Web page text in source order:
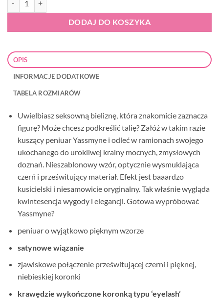
DODAJ DO KOSZYKA
OPIS
INFORMACJE DODATKOWE
TABELA ROZMIARÓW
Uwielbiasz seksowną bieliznę, która znakomicie zaznacza
figurę? Może chcesz podkreślić talię? Załóż w takim razie
kuszący peniuar Yassmyne i odleć w ramionach swojego
ukochanego do urokliwej krainy mocnych, zmysłowych
doznań. Nieszablonowy wzór, optycznie wysmuklająca
czerń i prześwitujący materiał. Efekt jest baaardzo
kusicielski i niesamowicie oryginalny. Tak właśnie wygląda
kwintesencja wygody i elegancji. Gotowa wypróbować
Yassmyne?
peniuar o wyjątkowo pięknym wzorze
satynowe wiązanie
zjawiskowe połączenie prześwitującej czerni i pięknej,
niebieskiej koronki
krawędzie wykończone koronką typu ‘eyelash’